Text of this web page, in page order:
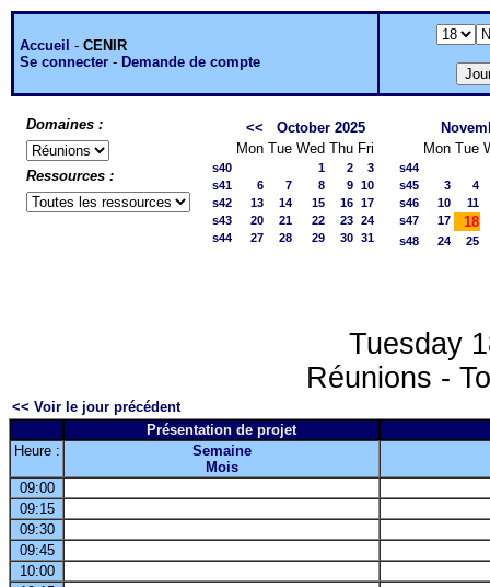
Accueil - CENIR
Se connecter - Demande de compte
Domaines :
Ressources :
<<
October 2025
Mon Tue Wed Thu Fri
s40 1 2
3
s41
6 7 8 9 10
s42
13 14 15 16 17
s43
20 21 22 23 24
s44
27 28 29 30 31
Mon Tue
s44
s45
3
4
s46
10
11
s47
17 18
s48 24 25
Tuesday
Réunions -
<< Voir le jour précédent
Présentation de projet
Heure :
Semaine
Mois
09:00
09:15
09:30
09:45
10:00